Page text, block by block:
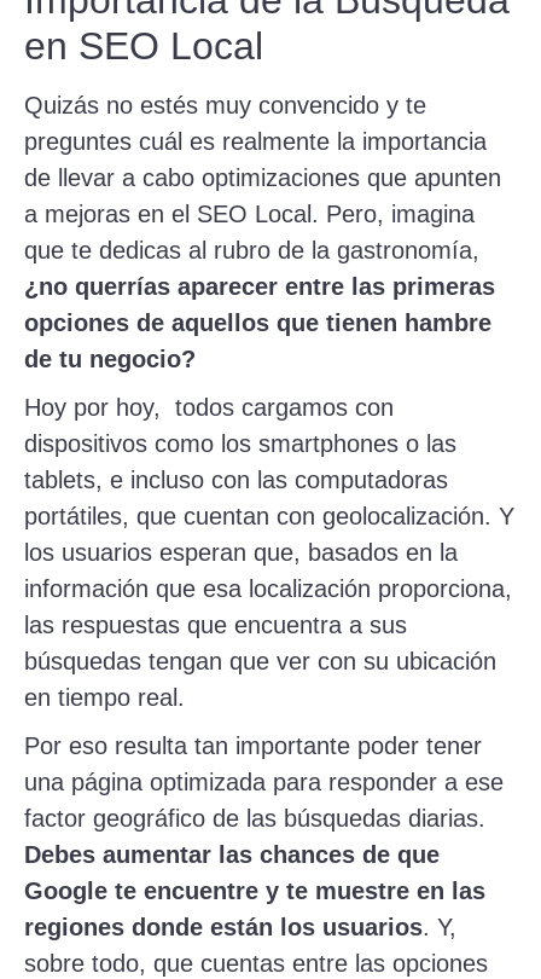
en SEO Local
Quizás no estés muy convencido y te
preguntes cuál es realmente la importancia
de llevar a cabo optimizaciones que apunten
a mejoras en el SEO Local. Pero, imagina
que te dedicas al rubro de la gastronomía,
¿no querrías aparecer entre las primeras
opciones de aquellos que tienen hambre
de tu negocio?
Hoy por hoy, todos cargamos con
dispositivos como los smartphones o las
tablets, e incluso con las computadoras
portátiles, que cuentan con geolocalización. Y
los usuarios esperan que, basados en la
información que esa localización proporciona,
las respuestas que encuentra a sus
búsquedas tengan que ver con su ubicación
en tiempo real.
Por eso resulta tan importante poder tener
una página optimizada para responder a ese
factor geográfico de las búsquedas diarias.
Debes aumentar las chances de que
Google te encuentre y te muestre en las
regiones donde están los usuarios. Y,
sobre todo, que cuentas entre las opciones